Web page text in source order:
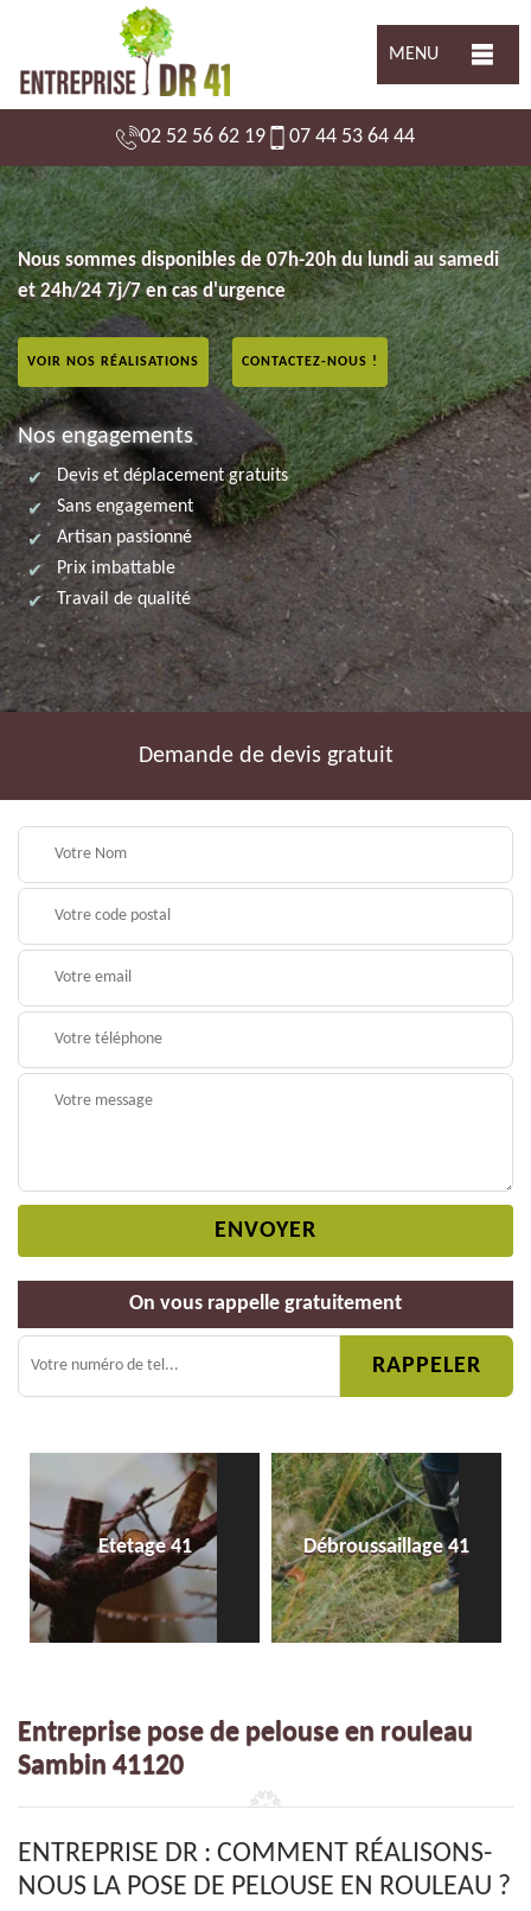
MENU
02 52 56 62 19 07 44 53 64 44
Nous sommes disponibles de 07h-20h du lundi au samedi
et 24h/24 7j/7 en cas d'urgence
VOIR NOS RÉALISATIONS CONTACTEZ-NOUS !
Nos engagements
Devis et déplacement gratuits
Sans engagement
Artisan passionné
Prix imbattable
Travail de qualité
Demande de devis gratuit
On vous rappelle gratuitement
Etetage 41 Débroussaillage 41
Entreprise pose de pelouse en rouleau
Sambin 41120
ENTREPRISE DR : COMMENT RÉALISONS-
NOUS LA POSE DE PELOUSE EN ROULEAU ?